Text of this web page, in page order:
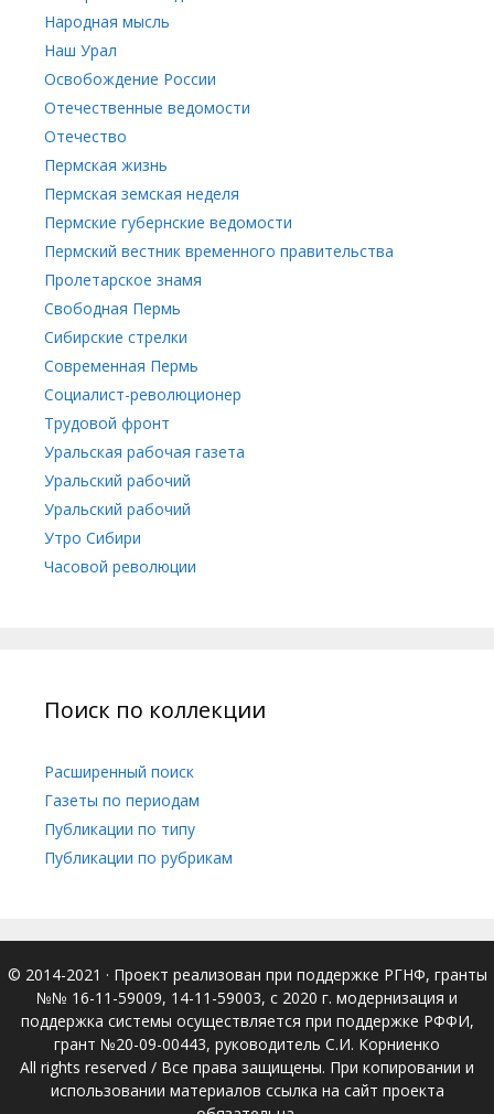
Народная мысль
Наш Урал
Освобождение России
Отечественные ведомости
Отечество
Пермская жизнь
Пермская земская неделя
Пермские губернские ведомости
Пермский вестник временного правительства
Пролетарское знамя
Свободная Пермь
Сибирские стрелки
Современная Пермь
Социалист-революционер
Трудовой фронт
Уральская рабочая газета
Уральский рабочий
Уральский рабочий
Утро Сибири
Часовой революции
Поиск по коллекции
Расширенный поиск
Газеты по периодам
Публикации по типу
Публикации по рубрикам
© 2014-2021 · Проект реализован при поддержке РГНФ, гранты
№№ 16-11-59009, 14-11-59003, с 2020 г. модернизация и
поддержка системы осуществляется при поддержке РФФИ,
грант №20-09-00443, руководитель С.И. Корниенко
All rights reserved / Все права защищены. При копировании и
использовании материалов ссылка на сайт проекта